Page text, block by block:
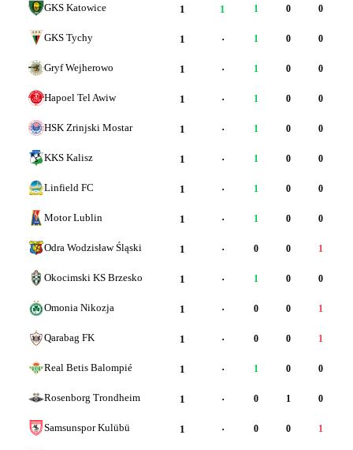
GKS Katowice 1 1 1 0 0
GKS Tychy 1 · 1 0 0
Gryf Wejherowo 1 · 1 0 0
Hapoel Tel Awiw 1 · 1 0 0
HSK Zrinjski Mostar 1 · 1 0 0
KKS Kalisz 1 · 1 0 0
Linfield FC 1 · 1 0 0
Motor Lublin 1 · 1 0 0
Odra Wodzisław Śląski 1 · 0 0 1
Okocimski KS Brzesko 1 · 1 0 0
Omonia Nikozja 1 · 0 0 1
Qarabag FK 1 · 0 0 1
Real Betis Balompié 1 · 1 0 0
Rosenborg Trondheim 1 · 0 1 0
Samsunspor Kulübü 1 · 0 0 1